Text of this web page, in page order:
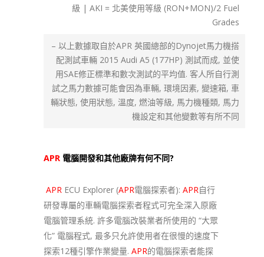
級 | AKI = 北美使用等級 (RON+MON)/2 Fuel
Grades
– 以上數據取自於APR 英國總部的Dynojet馬力機搭
配測試車輛 2015 Audi A5 (177HP) 測試而成, 並使
用SAE修正標準和數次測試的平均值. 客人所自行測
試之馬力數據可能會因為車輛, 環境因素, 變速箱, 車
輛狀態, 使用狀態, 溫度, 燃油等級, 馬力機種類, 馬力
機設定和其他變數等有所不同
APR 電腦開發和其他廠牌有何不同?
APR ECU Explorer (APR電腦探索者): APR自行
研發專屬的車輛電腦探索者程式可完全深入原廠
電腦管理系統. 許多電腦改裝業者所使用的 “大眾
化” 電腦程式, 最多只允許使用者在很慢的速度下
探索12種引擎作業變量. APR的電腦探索者能探